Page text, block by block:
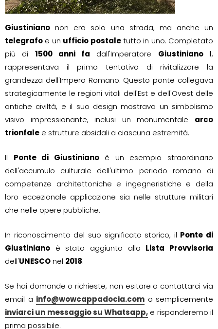
Giustiniano non era solo una strada, ma anche un
telegrafo e un ufficio postaletutto in uno. Completato
più di 1500 anni fa dall'Imperatore Giustiniano I,
rappresentava il primo tentativo di rivitalizzare la
grandezza dell'Impero Romano. Questo ponte collegava
strategicamente le regioni vitali dell'Est e dell'Ovest delle
antiche civiltà, e il suo design mostrava un simbolismo
visivo impressionante, inclusi un monumentale arco
trionfale e strutture absidali a ciascuna estremità.
Il Ponte di Giustinianoè un esempio straordinario
dell'accumulo culturale dell'ultimo periodo romano di
competenze architettoniche e ingegneristiche e della
loro eccezionale applicazione sia nelle strutture militari
che nelle opere pubbliche.
In riconoscimento del suo significato storico, il Ponte di
Giustiniano è stato aggiunto alla Lista Provvisoria
dell'UNESCOnel 2018.
Se hai domande o richieste, non esitare a contattarci via
email a info@wowcappadocia.com o semplicemente
inviarci un messaggio su Whatsapp, e risponderemo il
prima possibile.